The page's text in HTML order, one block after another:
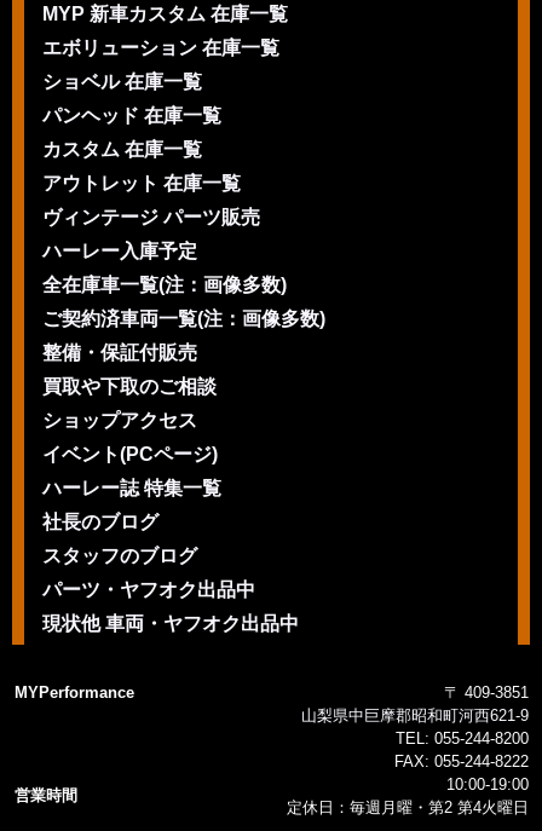
MYP 新車カスタム 在庫一覧
エボリューション 在庫一覧
ショベル 在庫一覧
パンヘッド 在庫一覧
カスタム 在庫一覧
アウトレット 在庫一覧
ヴィンテージ パーツ販売
ハーレー入庫予定
全在庫車一覧(注：画像多数)
ご契約済車両一覧(注：画像多数)
整備・保証付販売
買取や下取のご相談
ショップアクセス
イベント(PCページ)
ハーレー誌 特集一覧
社長のブログ
スタッフのブログ
パーツ・ヤフオク出品中
現状他 車両・ヤフオク出品中
MYPerformance
〒 409-3851
山梨県中巨摩郡昭和町河西621-9
TEL: 055-244-8200
FAX: 055-244-8222
営業時間
10:00-19:00
定休日：毎週月曜・第2 第4火曜日